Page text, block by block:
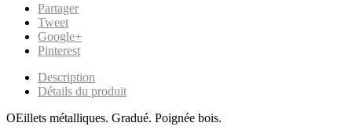
Partager
Tweet
Google+
Pinterest
Description
Détails du produit
OEillets métalliques. Gradué. Poignée bois.